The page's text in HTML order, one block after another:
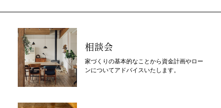
相談会
家づくりの基本的なことから資金計画やロー
ンについてアドバイスいたします。